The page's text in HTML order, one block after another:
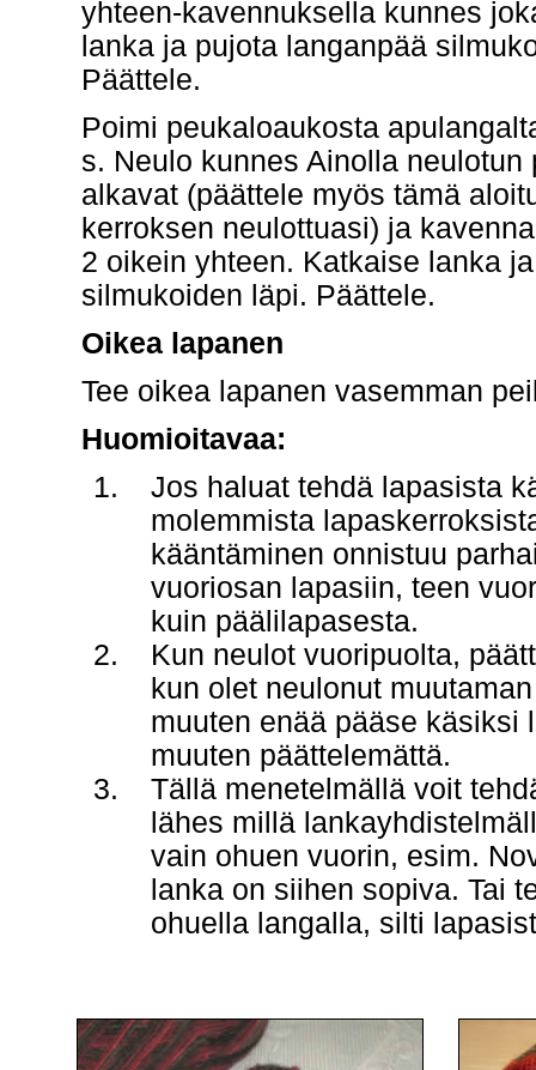
yhteen-kavennuksella kunnes
lanka ja pujota langanpää
Päättele.
Poimi peukaloaukosta
s. Neulo kunnes Ainolla
alkavat (päättele myös tämä
kerroksen neulottuasi) ja
2 oikein yhteen. Katkaise lanka
silmukoiden läpi. Päättele.
Oikea lapanen
Tee oikea lapanen vasemman
Huomioitavaa:
Jos haluat tehdä lapasista
molemmista
kääntäminen onnistuu
vuoriosan lapasiin, teen
kuin päälilapasesta.
Kun neulot vuoripuolta,
kun olet neulonut
muuten enää pääse käsiksi
muuten päättelemättä.
Tällä menetelmällä voit
lähes millä
vain ohuen vuorin, esim.
lanka on siihen sopiva. Tai
ohuella langalla, silti